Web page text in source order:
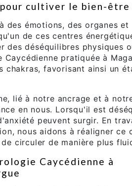
cultiver le bien-être
des émotions, des organes et
de ces centres
des déséquilibres physiques
pratiquée à
chakras, favorisant ainsi un
lié à notre ancrage et à
en nous. Lorsqu'il est
peuvent surgir. En
nous aidons à réaligner ce
circuler de manière plus
Caycédienne à